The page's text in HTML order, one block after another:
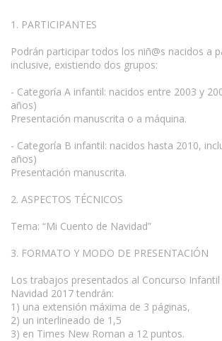
1. PARTICIPANTES
Podrán participar todos los niñ@s nacidos a
inclusive, existiendo dos grupos:
- Categoría A infantil: nacidos entre 2003 y
años)
Presentación manuscrita o a máquina.
- Categoría B infantil: nacidos hasta 2010,
años)
Presentación manuscrita.
2. ASPECTOS TÉCNICOS
Tema: “Mi Cuento de Navidad”
3. FORMATO Y MODO DE PRESENTACIÓN
Los trabajos presentados al Concurso
Navidad 2017 tendrán:
1) una extensión máxima de 3 páginas,
2) un interlineado de 1,5
3) en Times New Roman a 12 puntos.